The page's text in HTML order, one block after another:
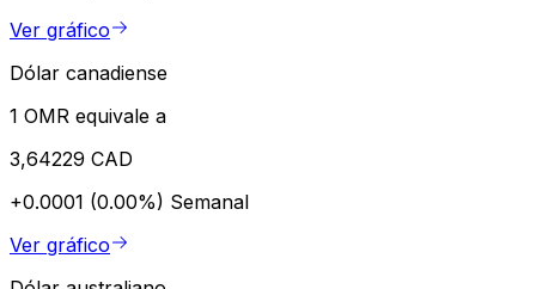
Ver gráfico
Dólar canadiense
1 OMR equivale a
3,64229 CAD
+0.0001 (0.00%) Semanal
Ver gráfico